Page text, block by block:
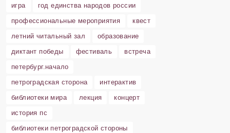
игра
год единства народов россии
профессиональные мероприятия
квест
летний читальный зал
образование
диктант победы
фестиваль
встреча
петербург.начало
петроградская сторона
интерактив
библиотеки мира
лекция
концерт
история пс
библиотеки петроградской стороны